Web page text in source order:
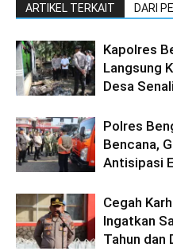
ARTIKEL TERKAIT DARI
Kapolres
Langsung
Desa Senali
Polres
Bencana,
Antisipasi
Cegah
Ingatkan
Tahun dan